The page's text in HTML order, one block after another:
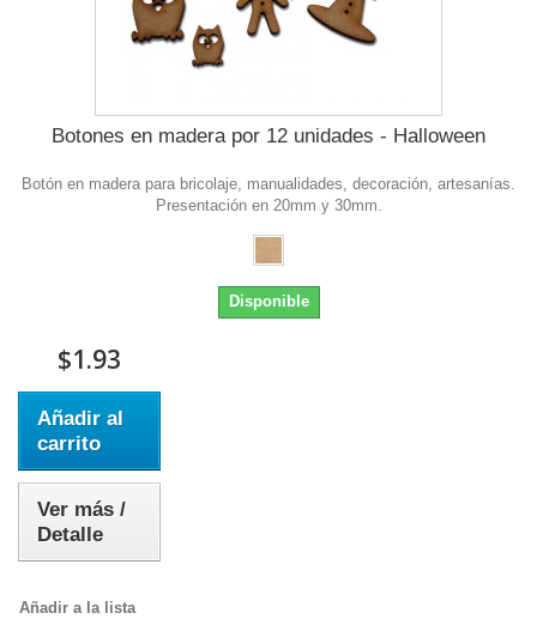
Botones en madera por 12 unidades - Halloween
Botón en madera para bricolaje, manualidades, decoración, artesanías.
Presentación en 20mm y 30mm.
Disponible
$1.93
Añadir al
carrito
Ver más /
Detalle
Añadir a la lista